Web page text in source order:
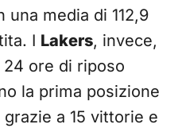
una media di 112,9
I Lakers, invece,
ore di riposo
la prima posizione
a 15 vittorie e